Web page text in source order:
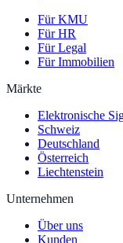
Für KMU
Für HR
Für Legal
Für Immobilien
Märkte
Elektronische
Schweiz
Deutschland
Österreich
Liechtenstein
Unternehmen
Über uns
Kunden